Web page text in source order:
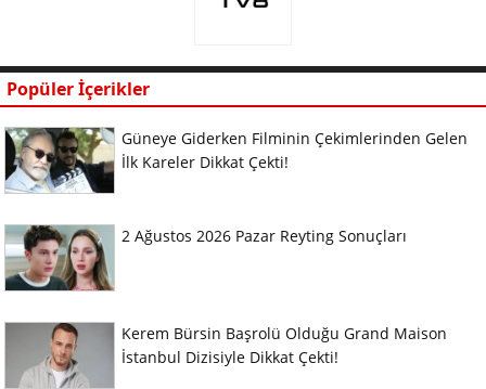
Popüler İçerikler
Güneye Giderken Filminin Çekimlerinden Gelen
İlk Kareler Dikkat Çekti!
2 Ağustos 2026 Pazar Reyting Sonuçları
Kerem Bürsin Başrolü Olduğu Grand Maison
İstanbul Dizisiyle Dikkat Çekti!